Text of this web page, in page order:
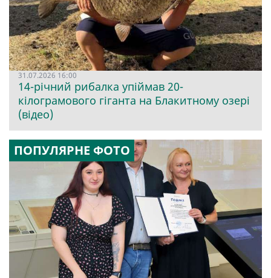
31.07.2026 16:00
14-річний рибалка упіймав 20-
кілограмового гіганта на Блакитному озері
(відео)
ПОПУЛЯРНЕ ФОТО